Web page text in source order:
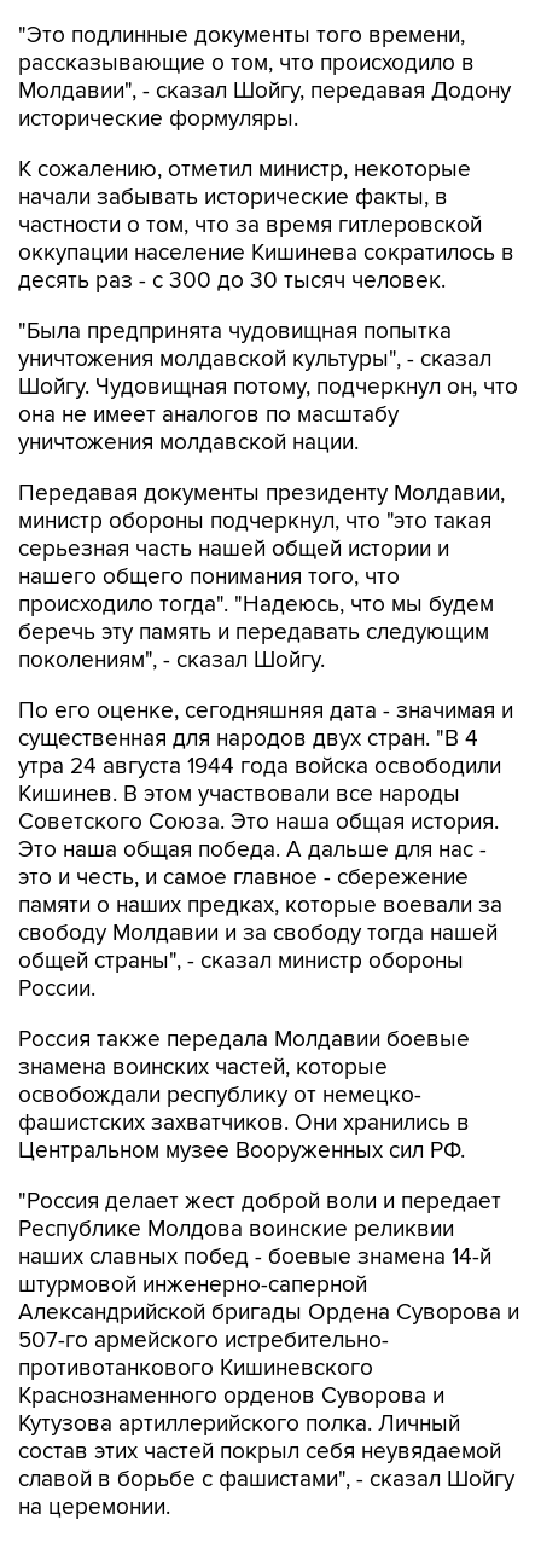
"Это подлинные документы того времени,
рассказывающие о том, что происходило в
Молдавии", - сказал Шойгу, передавая Додону
исторические формуляры.
К сожалению, отметил министр, некоторые
начали забывать исторические факты, в
частности о том, что за время гитлеровской
оккупации население Кишинева сократилось в
десять раз - с 300 до 30 тысяч человек.
"Была предпринята чудовищная попытка
уничтожения молдавской культуры", - сказал
Шойгу. Чудовищная потому, подчеркнул он, что
она не имеет аналогов по масштабу
уничтожения молдавской нации.
Передавая документы президенту Молдавии,
министр обороны подчеркнул, что "это такая
серьезная часть нашей общей истории и
нашего общего понимания того, что
происходило тогда". "Надеюсь, что мы будем
беречь эту память и передавать следующим
поколениям", - сказал Шойгу.
По его оценке, сегодняшняя дата - значимая и
существенная для народов двух стран. "В 4
утра 24 августа 1944 года войска освободили
Кишинев. В этом участвовали все народы
Советского Союза. Это наша общая история.
Это наша общая победа. А дальше для нас -
это и честь, и самое главное - сбережение
памяти о наших предках, которые воевали за
свободу Молдавии и за свободу тогда нашей
общей страны", - сказал министр обороны
России.
Россия также передала Молдавии боевые
знамена воинских частей, которые
освобождали республику от немецко-
фашистских захватчиков. Они хранились в
Центральном музее Вооруженных сил РФ.
"Россия делает жест доброй воли и передает
Республике Молдова воинские реликвии
наших славных побед - боевые знамена 14-й
штурмовой инженерно-саперной
Александрийской бригады Ордена Суворова и
507-го армейского истребительно-
противотанкового Кишиневского
Краснознаменного орденов Суворова и
Кутузова артиллерийского полка. Личный
состав этих частей покрыл себя неувядаемой
славой в борьбе с фашистами", - сказал Шойгу
на церемонии.